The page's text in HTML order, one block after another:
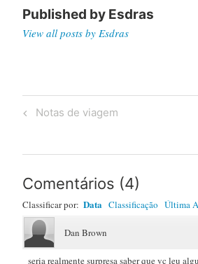
Published by Esdras
View all posts by Esdras
Post
Previous
Notas de viagem
Comentários (4)
Classificar por: Data Classificação Última
Dan Brown
seria realmente surpresa saber que vc leu